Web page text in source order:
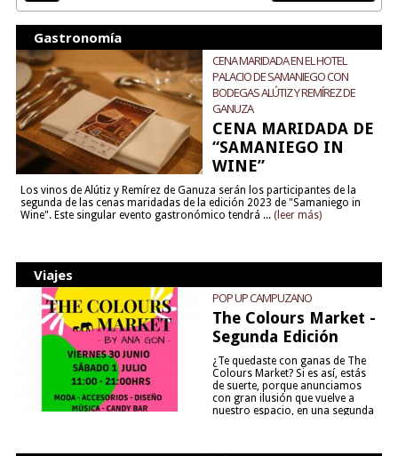
Gastronomía
CENA MARIDADA EN EL HOTEL
PALACIO DE SAMANIEGO CON
BODEGAS ALÚTIZ Y REMÍREZ DE
GANUZA
CENA MARIDADA DE
“SAMANIEGO IN
WINE”
Los vinos de Alútiz y Remírez de Ganuza serán los participantes de la
segunda de las cenas maridadas de la edición 2023 de "Samaniego in
Wine". Este singular evento gastronómico tendrá ... (leer más)
Viajes
POP UP CAMPUZANO
The Colours Market -
Segunda Edición
¿Te quedaste con ganas de The
Colours Market? Si es así, estás
de suerte, porque anunciamos
con gran ilusión que vuelve a
nuestro espacio, en una segunda